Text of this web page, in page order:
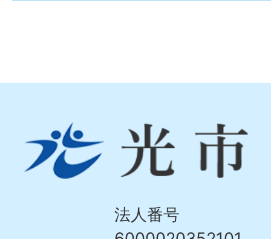
市
Hikari
法人番号